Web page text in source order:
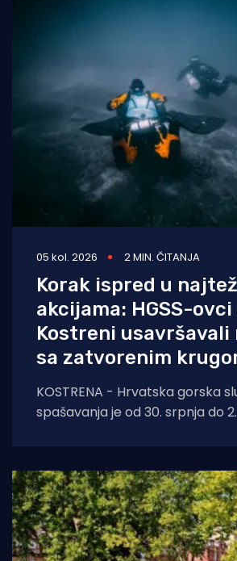
05 kol. 2026 2 MIN. ČITANJA
Korak ispred u
akcijama: HGSS-ovci
Kostreni usavršavali
sa zatvorenim
KOSTRENA - Hrvatska gorska
spašavanja je od 30. srpnja do